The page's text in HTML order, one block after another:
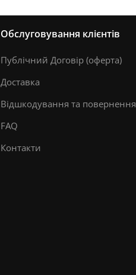
Обслуговування клієнтів
Публічний Договір (оферта)
Доставка
Відшкодування та повернення
FAQ
Контакти